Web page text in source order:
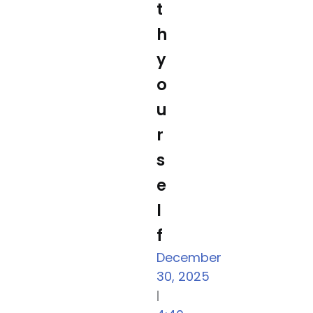
t
h
y
o
u
r
s
e
l
f
December
30, 2025
|